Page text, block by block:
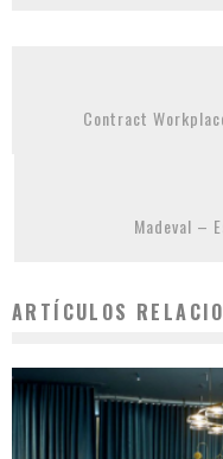
Contract
Madeval –
ARTÍCULOS